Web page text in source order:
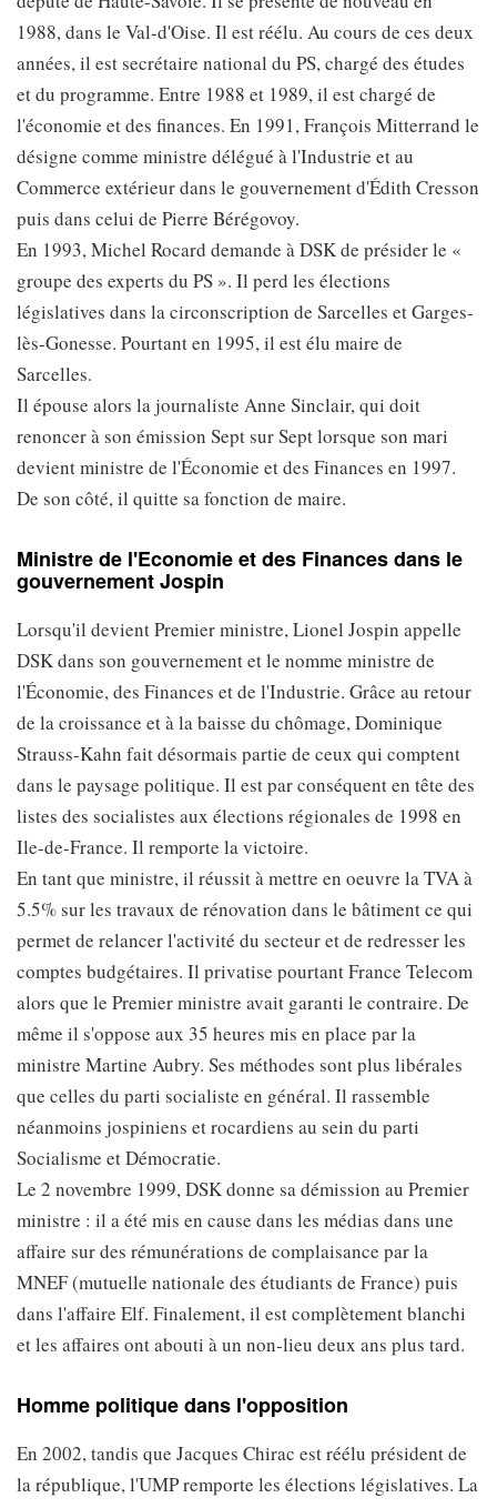
1988, dans le Val-d'Oise. Il est réélu. Au cours de ces deux
années, il est secrétaire national du PS, chargé des études
et du programme. Entre 1988 et 1989, il est chargé de
l'économie et des finances. En 1991, François Mitterrand le
désigne comme ministre délégué à l'Industrie et au
Commerce extérieur dans le gouvernement d'Édith Cresson
puis dans celui de Pierre Bérégovoy.
En 1993, Michel Rocard demande à DSK de présider le «
groupe des experts du PS ». Il perd les élections
législatives dans la circonscription de Sarcelles et Garges-
lès-Gonesse. Pourtant en 1995, il est élu maire de
Sarcelles.
Il épouse alors la journaliste Anne Sinclair, qui doit
renoncer à son émission Sept sur Sept lorsque son mari
devient ministre de l'Économie et des Finances en 1997.
De son côté, il quitte sa fonction de maire.
Ministre de l'Economie et des Finances dans le
gouvernement Jospin
Lorsqu'il devient Premier ministre, Lionel Jospin appelle
DSK dans son gouvernement et le nomme ministre de
l'Économie, des Finances et de l'Industrie. Grâce au retour
de la croissance et à la baisse du chômage, Dominique
Strauss-Kahn fait désormais partie de ceux qui comptent
dans le paysage politique. Il est par conséquent en tête des
listes des socialistes aux élections régionales de 1998 en
Ile-de-France. Il remporte la victoire.
En tant que ministre, il réussit à mettre en oeuvre la TVA à
5.5% sur les travaux de rénovation dans le bâtiment ce qui
permet de relancer l'activité du secteur et de redresser les
comptes budgétaires. Il privatise pourtant France Telecom
alors que le Premier ministre avait garanti le contraire. De
même il s'oppose aux 35 heures mis en place par la
ministre Martine Aubry. Ses méthodes sont plus libérales
que celles du parti socialiste en général. Il rassemble
néanmoins jospiniens et rocardiens au sein du parti
Socialisme et Démocratie.
Le 2 novembre 1999, DSK donne sa démission au Premier
ministre : il a été mis en cause dans les médias dans une
affaire sur des rémunérations de complaisance par la
MNEF (mutuelle nationale des étudiants de France) puis
dans l'affaire Elf. Finalement, il est complètement blanchi
et les affaires ont abouti à un non-lieu deux ans plus tard.
Homme politique dans l'opposition
En 2002, tandis que Jacques Chirac est réélu président de
la république, l'UMP remporte les élections législatives. La